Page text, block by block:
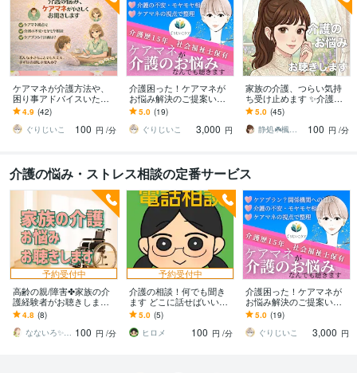
ケアマネが介護方法や、
困り事アドバイスいたし
ます ちょっと教えて！介
護のお悩みや疑問、お話
ししましょう⭐︎
4.9 (42)
ぐりじいこ
100 円 /分
介護困った！ケアマネが
お悩み解決のご提案いた
します 元ケアマネです。
在宅介護の困りごと、ご
相談を文字にて承ります
5.0 (19)
ぐりじいこ
3,000 円
家族の介護、つらい気持
ち受け止めます ✨介護疲
れ/不安/お悩み/介護福祉士
が親身にお聴きします！
5.0 (45)
静処☘️楓の家
100 円 /分
介護の悩み・ストレス相談の定番サービス
予約受付中
高齢の親/障害✤家族の介
護経験者がお聴きします
認知症/介護疲れ/介護の悩
み/同じ立場でお聴きしま
す
4.8 (8)
なないろ✨あなたの人生応援サポーター 100 円 /分
予約受付中
介護の相談！何でも聞き
ます どこに話せばいい？
とりあえず聞いて欲し
い！お気軽にどうぞ！
5.0 (5)
ヒロメ
100 円 /分
介護困った！ケアマネが
お悩み解決のご提案いた
します 元ケアマネです。
在宅介護の困りごと、ご
相談を文字にて承ります
5.0 (19)
ぐりじいこ
3,000 円